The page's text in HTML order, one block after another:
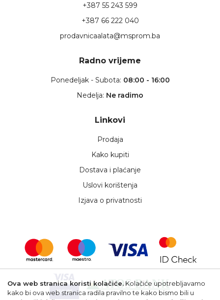
+387 55 243 599
+387 66 222 040
prodavnicaalata@msprom.ba
Radno vrijeme
Ponedeljak - Subota: 08:00 - 16:00
Nedelja: Ne radimo
Linkovi
Prodaja
Kako kupiti
Dostava i plaćanje
Uslovi korištenja
Izjava o privatnosti
Ova web stranica koristi kolačiće. Kolačiće upotrebljavamo
kako bi ova web stranica radila pravilno te kako bismo bili u